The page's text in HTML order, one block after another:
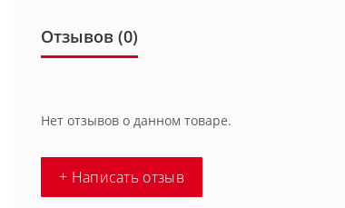
Отзывов (0)
Нет отзывов о данном товаре.
+ Написать отзыв